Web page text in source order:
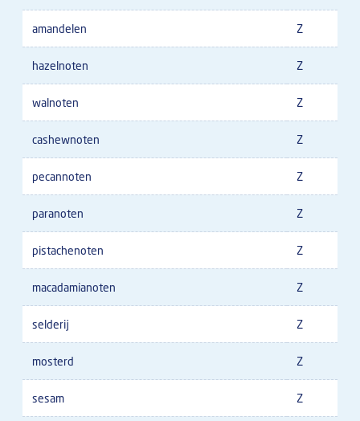
amandelen Z
hazelnoten Z
walnoten Z
cashewnoten Z
pecannoten Z
paranoten Z
pistachenoten Z
macadamianoten Z
selderij Z
mosterd Z
sesam Z